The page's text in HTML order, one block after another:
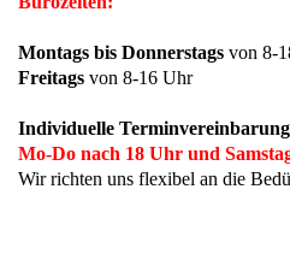
Montags bis Donnerstags von 8-
Freitags von 8-16 Uhr
Individuelle
Mo-Do nach 18 Uhr und
Wir richten uns flexibel an die